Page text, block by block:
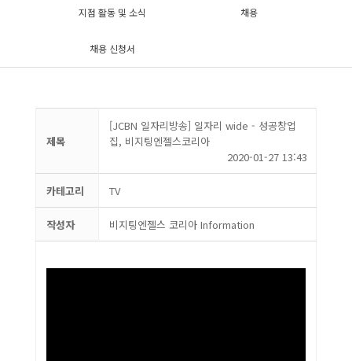
지점 활동 및 소식 채용
채용 신청서
제목
[JCBN 일자리방송] 일자리 wide - 성공창업
집, 비지팅엔젤스코리아
2020-01-27 13:43
카테고리 TV
작성자 비지팅엔젤스 코리아 Information